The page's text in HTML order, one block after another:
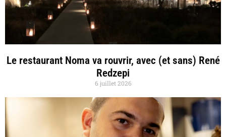
Le restaurant Noma va rouvrir, avec (et sans) René
Redzepi
6 juillet 2026